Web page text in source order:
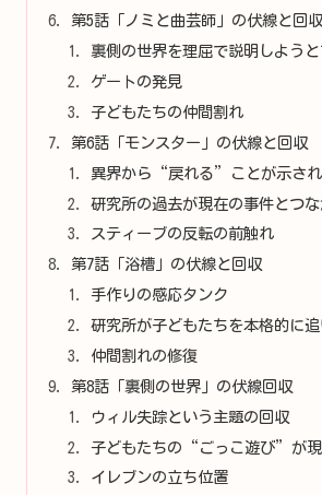
第5話「ノミと曲芸師」の伏線と回収
裏側の世界を理屈で説明しようと
ゲートの発見
子どもたちの仲間割れ
第6話「モンスター」の伏線と回収
異界から“戻れる”ことが示さ
研究所の過去が現在の事件とつな
スティーブの反転の前触れ
第7話「浴槽」の伏線と回収
手作りの感応タンク
研究所が子どもたちを本格的に
仲間割れの修復
第8話「裏側の世界」の伏線回収
ウィル失踪という主題の回収
子どもたちの“ごっこ遊び”が現
イレブンの立ち位置